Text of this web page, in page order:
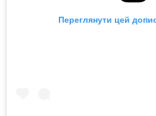
Переглянути цей